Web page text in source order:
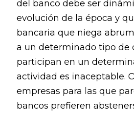
del banco debe ser
evolución de la época y
bancaria que niega
a un determinado tipo de
participan en un
actividad es inaceptable.
empresas para las que
bancos prefieren